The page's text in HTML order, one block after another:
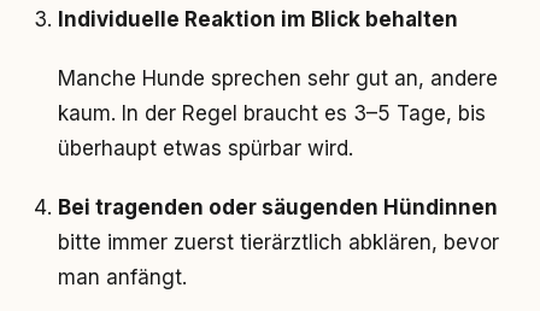
Individuelle Reaktion im Blick behalten
Manche Hunde sprechen sehr gut an, andere
kaum. In der Regel braucht es 3–5 Tage, bis
überhaupt etwas spürbar wird.
Bei tragenden oder säugenden Hündinnen
bitte immer zuerst tierärztlich abklären, bevor
man anfängt.